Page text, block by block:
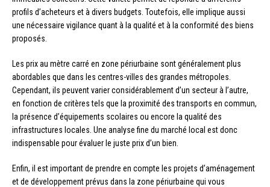
profils d’acheteurs et à divers budgets. Toutefois, elle implique aussi
une nécessaire vigilance quant à la qualité et à la conformité des biens
proposés.
Les prix au mètre carré en zone périurbaine sont généralement plus
abordables que dans les centres-villes des grandes métropoles.
Cependant, ils peuvent varier considérablement d’un secteur à l’autre,
en fonction de critères tels que la proximité des transports en commun,
la présence d’équipements scolaires ou encore la qualité des
infrastructures locales. Une analyse fine du marché local est donc
indispensable pour évaluer le juste prix d’un bien.
Enfin, il est important de prendre en compte les projets d’aménagement
et de développement prévus dans la zone périurbaine qui vous